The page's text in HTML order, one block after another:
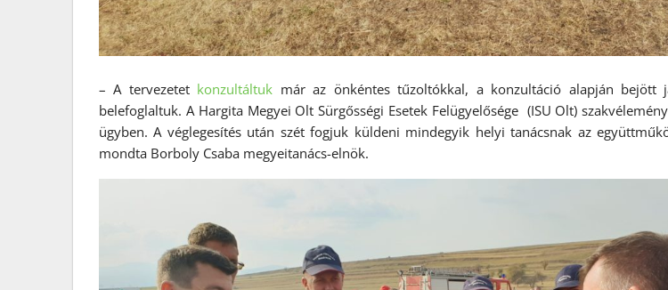
– A tervezetet konzultáltuk már az önkéntes tűzoltókkal, a konzultáció alapján bejött
belefoglaltuk. A Hargita Megyei Olt Sürgősségi Esetek Felügyelősége (ISU Olt)
ügyben. A véglegesítés után szét fogjuk küldeni mindegyik helyi tanácsnak az
mondta Borboly Csaba megyeitanács-elnök.